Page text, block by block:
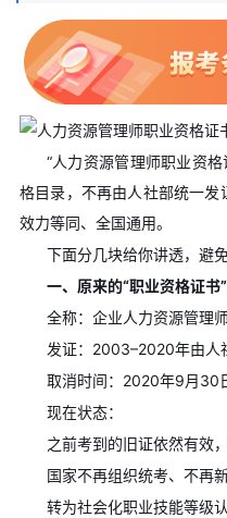
“人力资源管理师职业资
格目录，不再由人社部统一发
效力等同、全国通用。
下面分几块给你讲透，避
一、原来的“职业资格证书
全称：企业人力资源管理
发证：2003–2020年由人
取消时间：2020年9月30
现在状态：
之前考到的旧证依然有效
国家不再组织统考、不再
转为社会化职业技能等级